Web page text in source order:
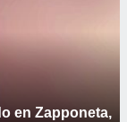
en Zapponeta,